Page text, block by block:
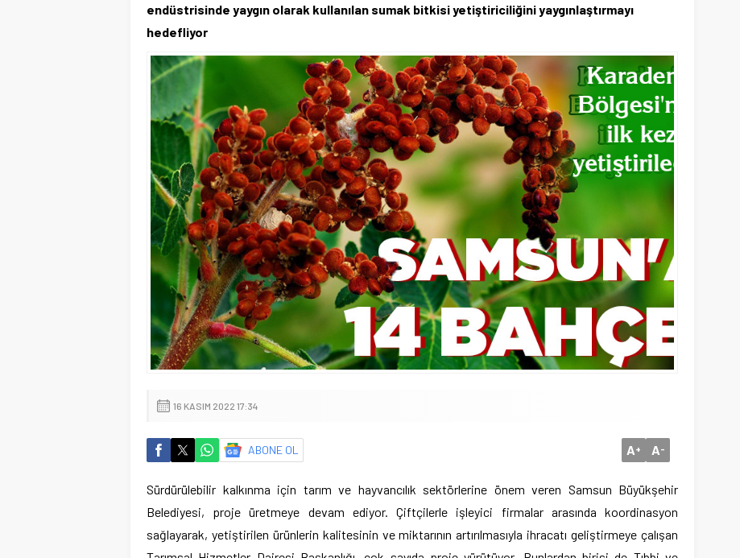
endüstrisinde yaygın olarak kullanılan sumak bitkisi yetiştiriciliğini yaygınlaştırmayı
hedefliyor
16 KASIM 2022 17:34
ABONE OL A+ A-
Sürdürülebilir kalkınma için tarım ve hayvancılık sektörlerine önem veren Samsun Büyükşehir
Belediyesi, proje üretmeye devam ediyor. Çiftçilerle işleyici firmalar arasında koordinasyon
sağlayarak, yetiştirilen ürünlerin kalitesinin ve miktarının artırılmasıyla ihracatı geliştirmeye çalışan